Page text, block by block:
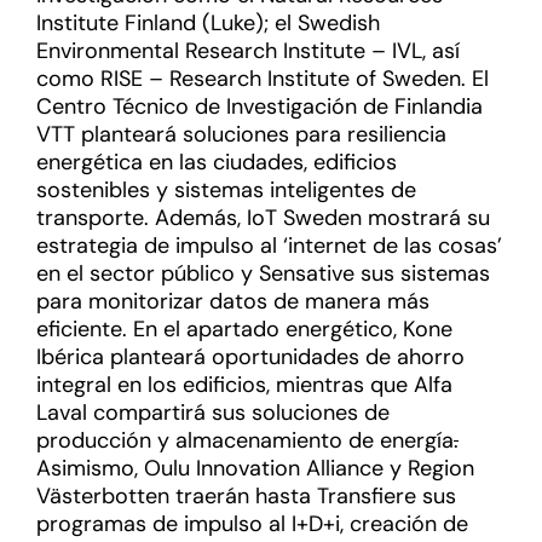
Institute Finland (Luke); el Swedish
Environmental Research Institute – IVL, así
como RISE – Research Institute of Sweden. El
Centro Técnico de Investigación de Finlandia
VTT planteará soluciones para resiliencia
energética en las ciudades, edificios
sostenibles y sistemas inteligentes de
transporte. Además, IoT Sweden mostrará su
estrategia de impulso al ‘internet de las cosas’
en el sector público y Sensative sus sistemas
para monitorizar datos de manera más
eficiente. En el apartado energético, Kone
Ibérica planteará oportunidades de ahorro
integral en los edificios, mientras que Alfa
Laval compartirá sus soluciones de
producción y almacenamiento de energía.
Asimismo, Oulu Innovation Alliance y Region
Västerbotten traerán hasta Transfiere sus
programas de impulso al I+D+i, creación de